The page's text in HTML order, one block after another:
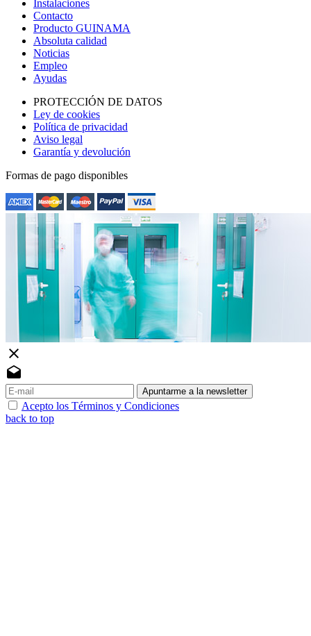
Instalaciones
Contacto
Producto GUINAMA
Absoluta calidad
Noticias
Empleo
Ayudas
PROTECCIÓN DE DATOS
Ley de cookies
Política de privacidad
Aviso legal
Garantía y devolución
Formas de pago disponibles
close
drafts
Apuntarme a la newsletter
Acepto los Términos y Condiciones
back to top